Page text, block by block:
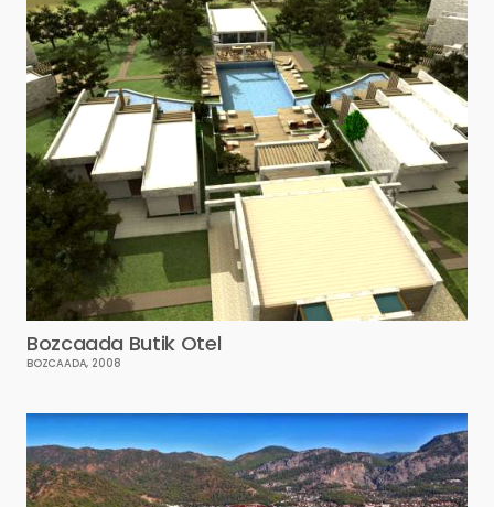
Bozcaada Butik Otel
BOZCAADA, 2008